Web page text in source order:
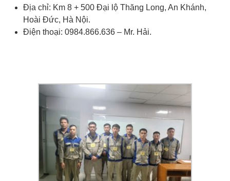
Địa chỉ: Km 8 + 500 Đại lộ Thăng Long, An Khánh,
Hoài Đức, Hà Nội.
Điện thoại: 0984.866.636 – Mr. Hải.